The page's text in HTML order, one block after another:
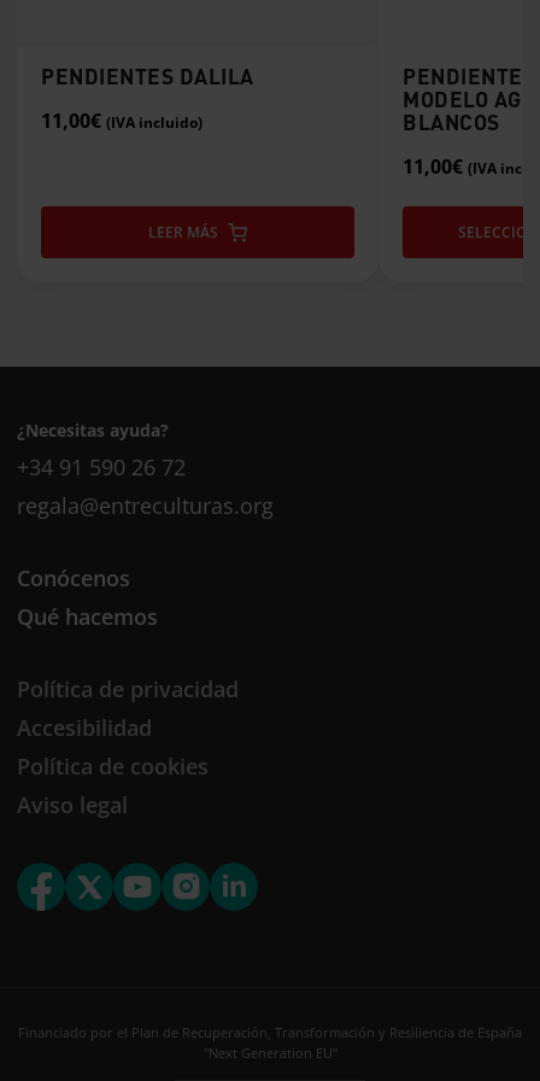
PENDIENTES DALILA
11,00€ (IVA incluido)
LEER MÁS
MODELO
BLANCOS
11,00€ (IVA
producto
¿Necesitas ayuda?
+34 91 590 26 72
regala@entreculturas.org
Conócenos
Qué hacemos
Política de privacidad
Accesibilidad
Política de cookies
Aviso legal
Financiado por el Plan de Recuperación, Transformación y Resiliencia de España
"Next Generation EU"